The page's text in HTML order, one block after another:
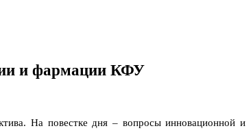
и фармации КФУ
На повестке дня – вопросы инновационной и